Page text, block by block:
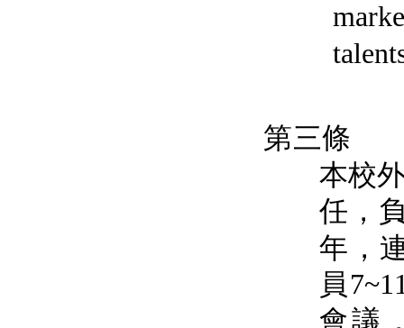
第三條
本校
任 ，
年 ，
員
會議